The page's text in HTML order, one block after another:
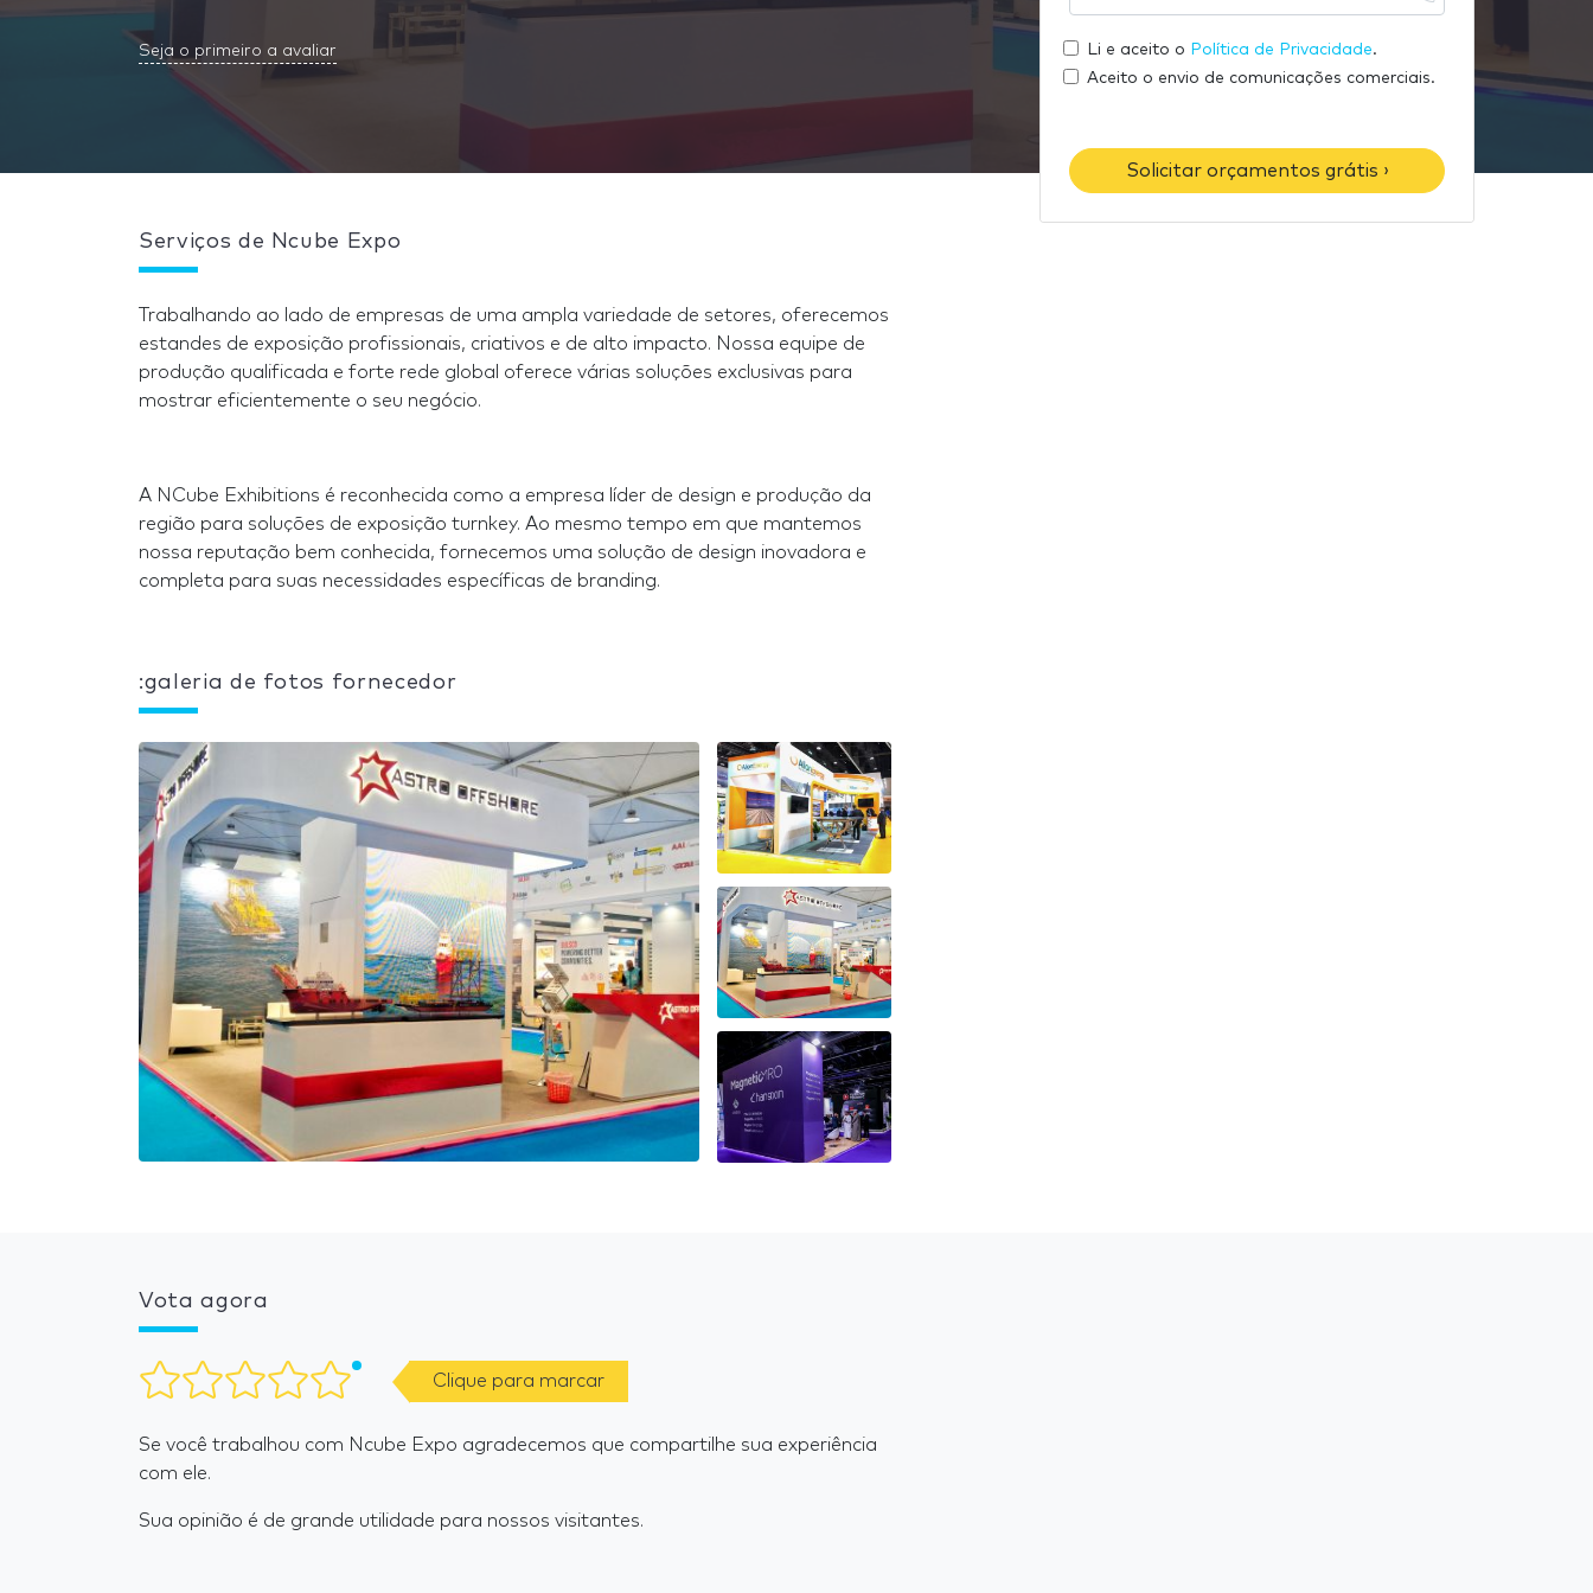
Seja o primeiro a avaliar
e
m
a
s
e
u
e
Li e aceito o Política de Privacidade.
Aceito o envio de comunicações comerciais.
Solicitar orçamentos grátis ›
Serviços de Ncube Expo
Trabalhando ao lado de empresas de uma ampla variedade de setores, oferecemos
estandes de exposição profissionais, criativos e de alto impacto. Nossa equipe de
produção qualificada e forte rede global oferece várias soluções exclusivas para
mostrar eficientemente o seu negócio.
A NCube Exhibitions é reconhecida como a empresa líder de design e produção da
região para soluções de exposição turnkey. Ao mesmo tempo em que mantemos
nossa reputação bem conhecida, fornecemos uma solução de design inovadora e
completa para suas necessidades específicas de branding.
:galeria de fotos fornecedor
Vota agora
Clique para marcar
Se você trabalhou com Ncube Expo agradecemos que compartilhe sua experiência
com ele.
Sua opinião é de grande utilidade para nossos visitantes.